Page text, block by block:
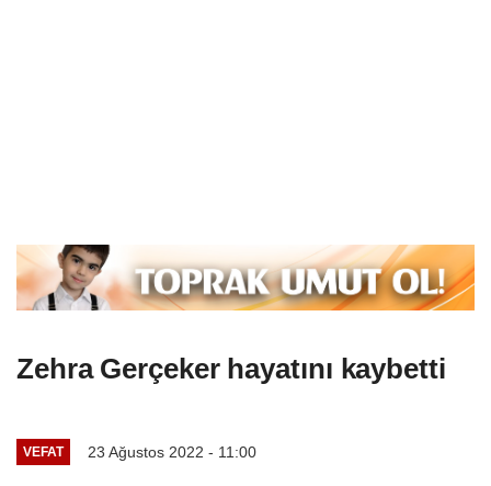
Zehra Gerçeker hayatını kaybetti
VEFAT 23 Ağustos 2022 - 11:00